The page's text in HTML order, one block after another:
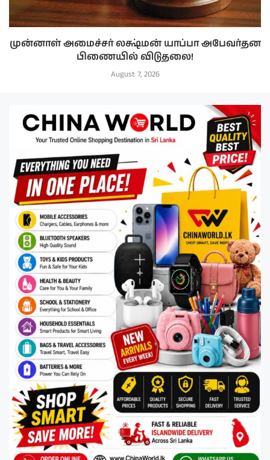
முன்னாள் அமைச்சர் லக்ஷ்மன் யாப்பா அபேவர்தன
பிணையில் விடுதலை!
August 7, 2026